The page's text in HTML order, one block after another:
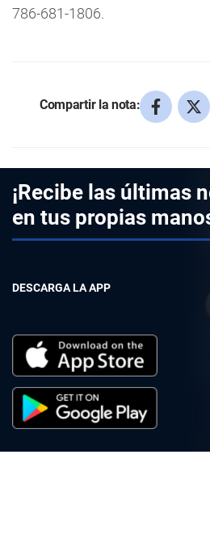
786-681-1806.
Compartir la nota:
¡Recibe las últimas
en tus propias
DESCARGA LA APP